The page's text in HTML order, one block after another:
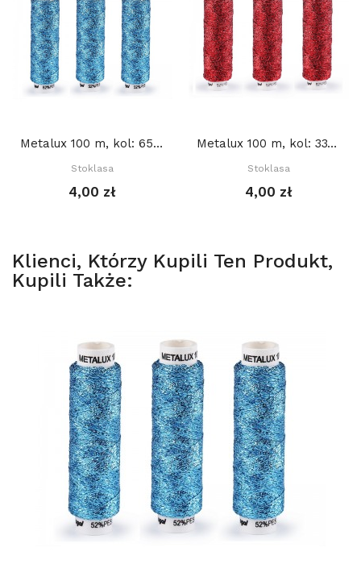
Metalux 100 m, kol: 655 NIEBIESKI JASNY
Stoklasa
4,00 zł
Metalux 100 m, kol: 337 CZERWONY
Stoklasa
4,00 zł
Klienci, Którzy Kupili Ten Produkt,
Kupili Także: